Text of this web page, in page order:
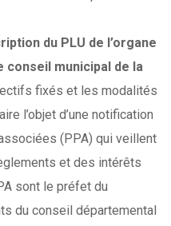
du PLU de l’organe
conseil municipal de la
fixés et les modalités
l’objet d’une notification
(PPA) qui veillent
et des intérêts
sont le préfet du
du conseil départemental